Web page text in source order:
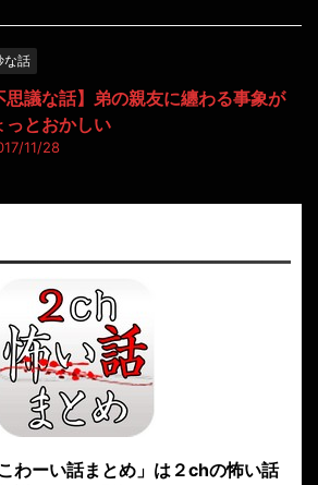
な話
思議な話】弟の親友に纏わる事象が
っとおかしい
11/28
わーい話まとめ」は２chの怖い話